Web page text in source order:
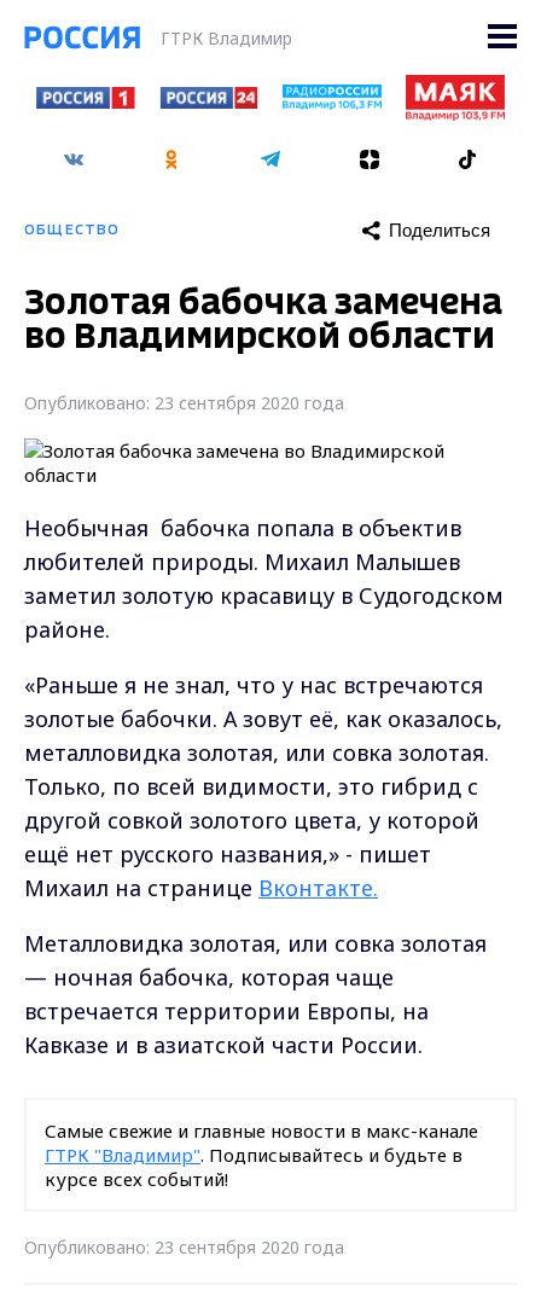
ГТРК Владимир
ОБЩЕСТВО Поделиться
Золотая бабочка замечена
во Владимирской области
Опубликовано: 23 сентября 2020 года
Необычная бабочка попала в объектив
любителей природы. Михаил Малышев
заметил золотую красавицу в Судогодском
районе.
«Раньше я не знал, что у нас встречаются
золотые бабочки. А зовут её, как оказалось,
металловидка золотая, или совка золотая.
Только, по всей видимости, это гибрид с
другой совкой золотого цвета, у которой
ещё нет русского названия,» - пишет
Михаил на странице Вконтакте.
Металловидка золотая, или совка золотая
— ночная бабочка, которая чаще
встречается территории Европы, на
Кавказе и в азиатской части России.
Самые свежие и главные новости в макс-канале
ГТРК "Владимир". Подписывайтесь и будьте в
курсе всех событий!
Опубликовано: 23 сентября 2020 года